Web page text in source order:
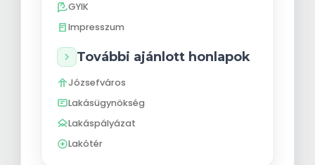
GYIK
Impresszum
További ajánlott honlapok
Józsefváros
Lakásügynökség
Lakáspályázat
Lakótér